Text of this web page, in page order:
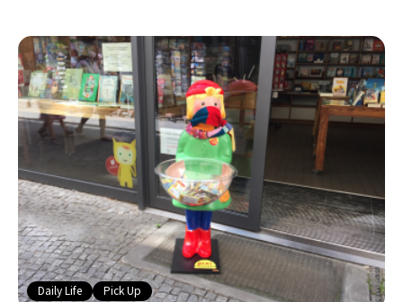
観光ガイド
留学＆キャリア
ライフスタイル
著者一覧
ライター募集
Daily Life Pick Up